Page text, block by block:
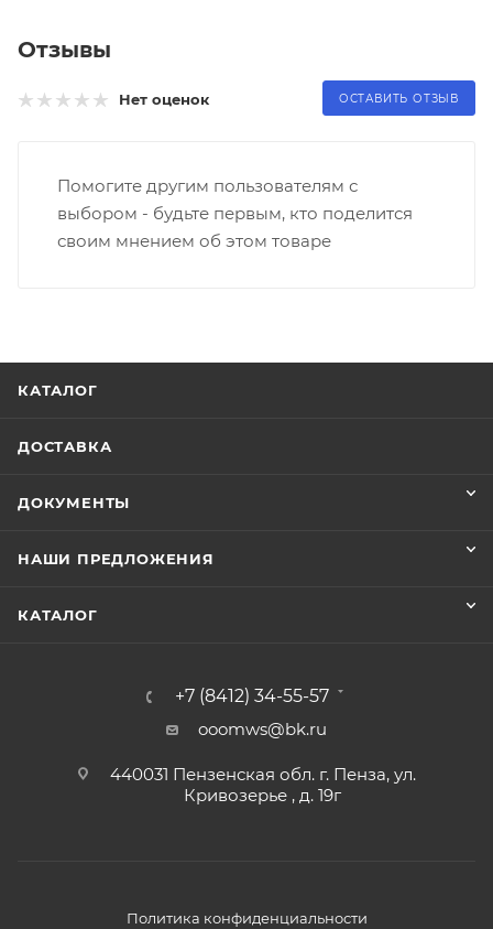
Отзывы
Нет оценок ОСТАВИТЬ ОТЗЫВ
Помогите другим пользователям с
выбором - будьте первым, кто поделится
своим мнением об этом товаре
КАТАЛОГ
ДОСТАВКА
ДОКУМЕНТЫ
НАШИ ПРЕДЛОЖЕНИЯ
КАТАЛОГ
+7 (8412) 34-55-57
ooomws@bk.ru
440031 Пензенская обл. г. Пенза, ул.
Кривозерье , д. 19г
Политика конфиденциальности